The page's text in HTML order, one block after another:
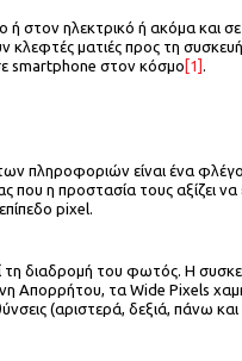
στον ηλεκτρικό ή ακόμα και
κλεφτές ματιές προς τη
smartphone στον κόσμο [1] .
πληροφοριών είναι ένα
που η προστασία τους αξίζει
pixel.
διαδρομή του φωτός. Η
Απορρήτου, τα Wide
(αριστερά, δεξιά, πάνω